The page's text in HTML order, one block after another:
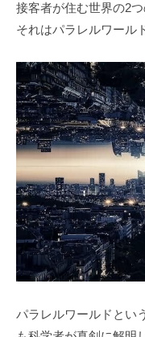
接客者が住む世界の2つ
それはパラレルワール
パラレルワールドとい